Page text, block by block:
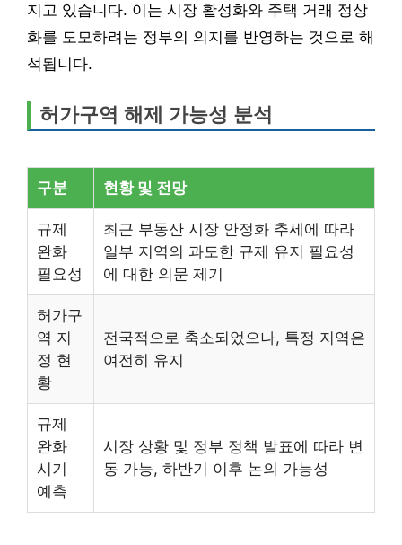
지고 있습니다. 이는 시장 활성화와 주택 거래 정상
화를 도모하려는 정부의 의지를 반영하는 것으로 해
석됩니다.
허가구역 해제 가능성 분석
구분 현황 및 전망
규제
완화
필요성
최근 부동산 시장 안정화 추세에 따라
일부 지역의 과도한 규제 유지 필요성
에 대한 의문 제기
허가구
역 지
정 현
황
전국적으로 축소되었으나, 특정 지역은
여전히 유지
규제
완화
시기
예측
시장 상황 및 정부 정책 발표에 따라 변
동 가능, 하반기 이후 논의 가능성